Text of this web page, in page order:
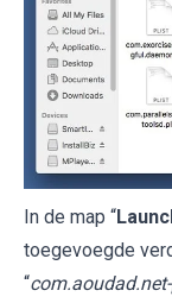
In de map “
toegevoegde
“